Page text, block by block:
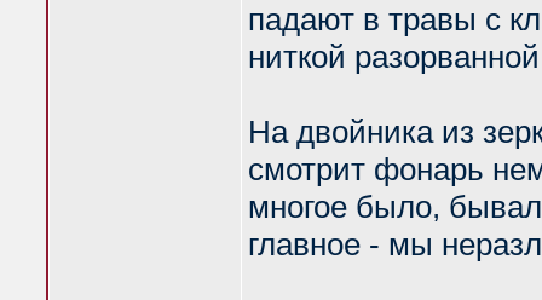
падают в травы с
ниткой
На двойника из
смотрит фонарь
многое было,
главное - мы